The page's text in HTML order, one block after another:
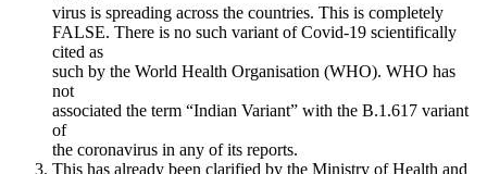
virus is spreading across the countries. This is completely
FALSE. There is no such variant of Covid-19 scientifically
cited as
such by the World Health Organisation (WHO). WHO has
not
associated the term “Indian Variant” with the B.1.617 variant
of
the coronavirus in any of its reports.
This has already been clarified by the Ministry of Health and